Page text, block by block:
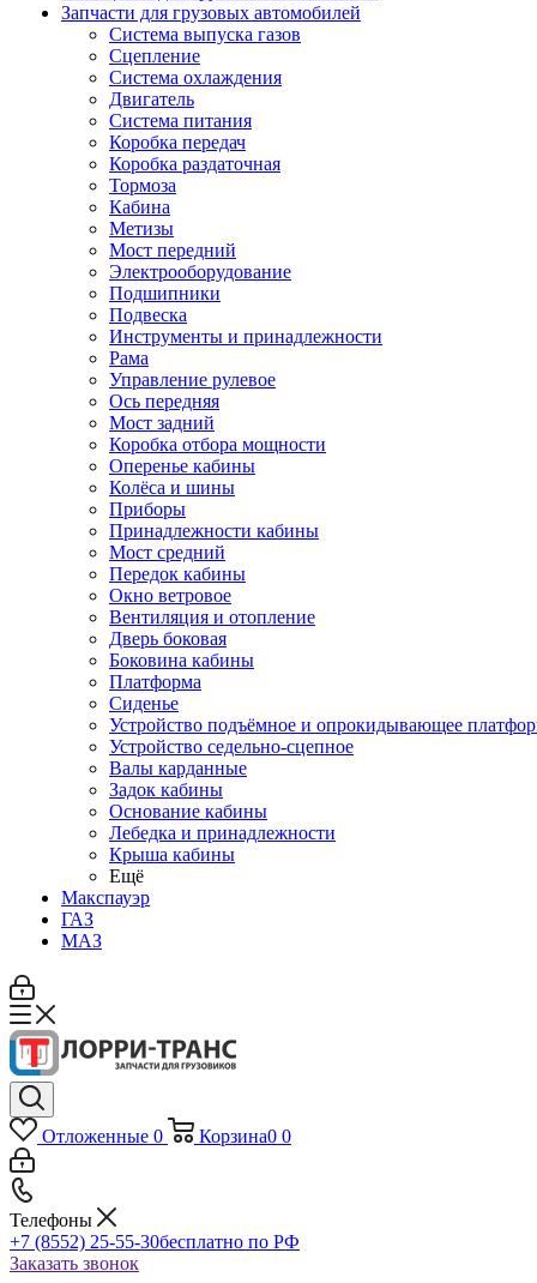
Запчасти для грузовых автомобилей
Система выпуска газов
Сцепление
Система охлаждения
Двигатель
Система питания
Коробка передач
Коробка раздаточная
Тормоза
Кабина
Метизы
Мост передний
Электрооборудование
Подшипники
Подвеска
Инструменты и принадлежности
Рама
Управление рулевое
Ось передняя
Мост задний
Коробка отбора мощности
Оперенье кабины
Колёса и шины
Приборы
Принадлежности кабины
Мост средний
Передок кабины
Окно ветровое
Вентиляция и отопление
Дверь боковая
Боковина кабины
Платформа
Сиденье
Устройство подъёмное и опрокидывающее
Устройство седельно-сцепное
Валы карданные
Задок кабины
Основание кабины
Лебедка и принадлежности
Крыша кабины
Ещё
Макспауэр
ГАЗ
МАЗ
Отложенные 0 Корзина0 0
Телефоны
+7 (8552) 25-55-30бесплатно по РФ
Заказать звонок